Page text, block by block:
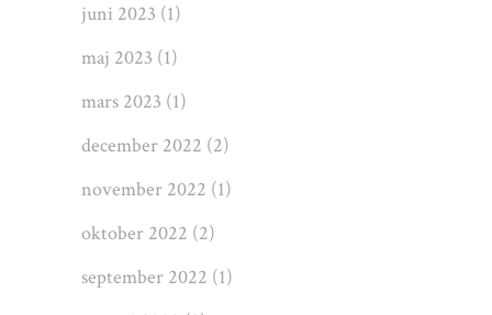
juni 2023 (1)
maj 2023 (1)
mars 2023 (1)
december 2022 (2)
november 2022 (1)
oktober 2022 (2)
september 2022 (1)